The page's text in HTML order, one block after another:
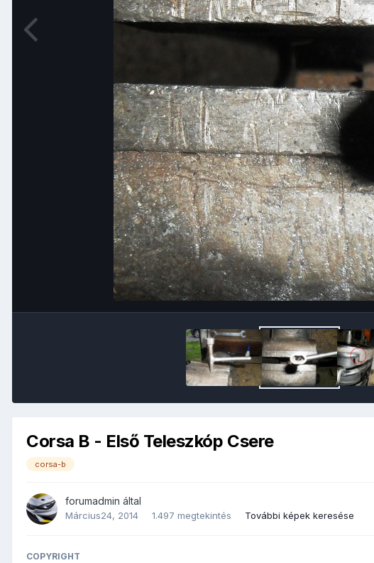
Corsa B - Első Teleszkóp Csere
corsa-b
forumadmin által
Március24, 2014 1.497 megtekintés További képek keresése
COPYRIGHT